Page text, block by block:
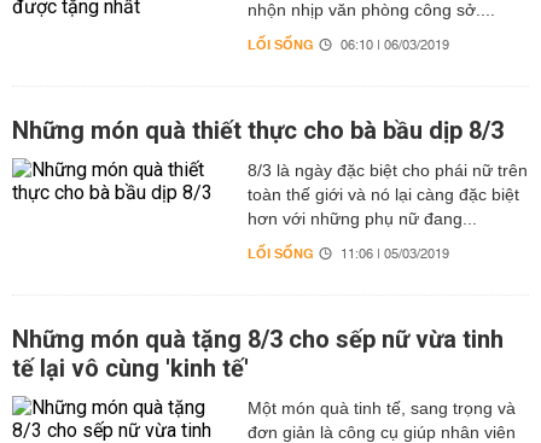
nhộn nhịp văn phòng công sở....
LỐI SỐNG 06:10 | 06/03/2019
Những món quà thiết thực cho bà bầu dịp 8/3
8/3 là ngày đặc biệt cho phái nữ trên
toàn thế giới và nó lại càng đặc biệt
hơn với những phụ nữ đang...
LỐI SỐNG 11:06 | 05/03/2019
Những món quà tặng 8/3 cho sếp nữ vừa tinh
tế lại vô cùng 'kinh tế'
Một món quà tinh tế, sang trọng và
đơn giản là công cụ giúp nhân viên